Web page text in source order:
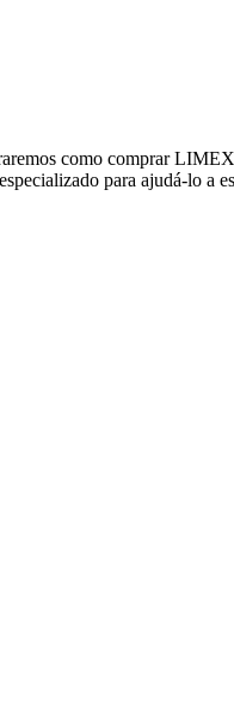
como comprar
para ajudá-lo a